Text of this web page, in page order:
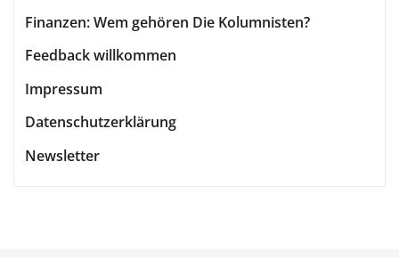
Finanzen: Wem gehören Die Kolumnisten?
Feedback willkommen
Impressum
Datenschutzerklärung
Newsletter